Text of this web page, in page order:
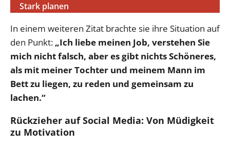
Stark planen
In einem weiteren Zitat brachte sie ihre Situation auf
den Punkt: „Ich liebe meinen Job, verstehen Sie
mich nicht falsch, aber es gibt nichts Schöneres,
als mit meiner Tochter und meinem Mann im
Bett zu liegen, zu reden und gemeinsam zu
lachen.“
Rückzieher auf Social Media: Von Müdigkeit
zu Motivation